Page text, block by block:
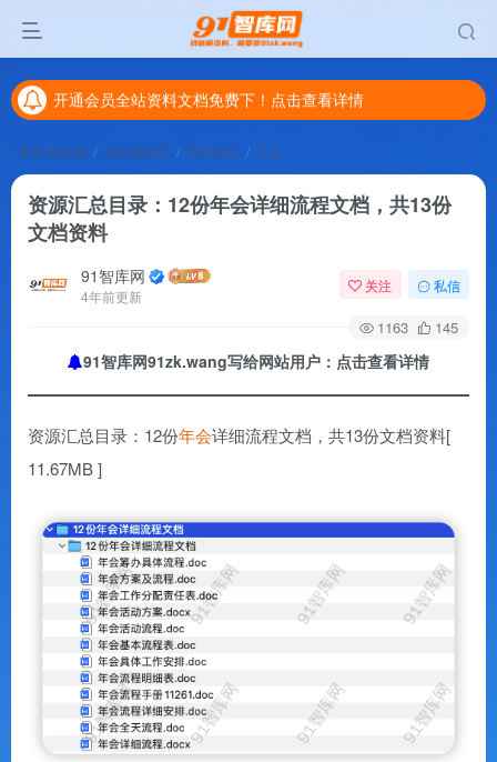
开通会员全站资料文档免费下！点击查看详情
开通会员全站资料文档免费下！点击查看详情
开通会员全站资料文档免费下！点击查看详情
91智库网 岗位资料库 管理岗位 正文
资源汇总目录：12份年会详细流程文档，共13份
文档资料
91智库网
4年前更新
关注 私信
1163 145
91智库网91zk.wang写给网站用户：点击查看详情
资源汇总目录：12份年会详细流程文档，共13份文档资料[
11.67MB ]